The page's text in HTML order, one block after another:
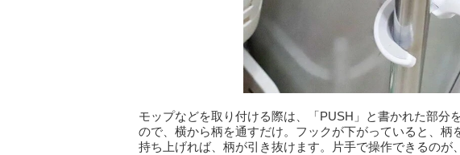
モップなどを取り付ける際は、「PUSH」と書かれた部分
ので、横から柄を通すだけ。フックが下がっていると、柄
持ち上げれば、柄が引き抜けます。片手で操作できるの